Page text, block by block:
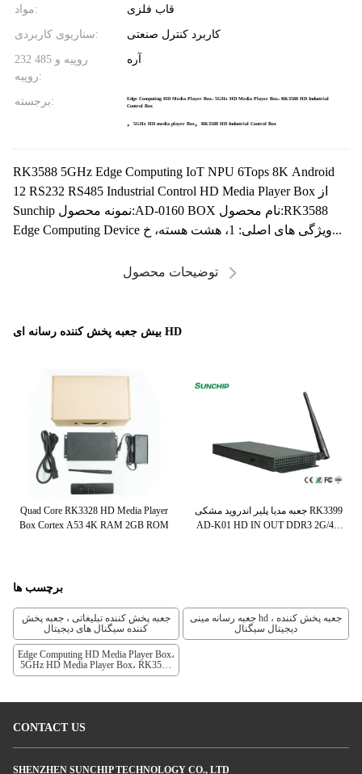
مواد: قاب فلزی
سناریوی کاربردی: کاربرد کنترل صنعتی
232 روپیه و 485
روپیه:
آره
برجسته:
Edge Computing HD Media Player Box، 5GHz HD Media Player Box، RK3588 HD Industrial
Control Box
, 5GHz HD media player Box, RK3588 HD Industrial Control Box
RK3588 5GHz Edge Computing IoT NPU 6Tops 8K Android
12 RS232 RS485 Industrial Control HD Media Player Box از
Sunchip نمونه محصول:AD-0160 BOX نام محصول:RK3588
Edge Computing Device ویژگی های اصلی: 1، هشت هسته، خ...
توضیحات محصول
بیش جعبه پخش کننده رسانه ای HD
Quad Core RK3328 HD Media Player
Box Cortex A53 4K RAM 2GB ROM
جعبه مدیا پلیر اندروید مشکی RK3399
AD-K01 HD IN OUT DDR3 2G/4G
برچسب ها
جعبه پخش کننده تبلیغاتی ، جعبه پخش
کننده سیگنال های دیجیتال
جعبه رسانه مینی hd ، جعبه پخش کننده
دیجیتال سیگنال
Edge Computing HD Media Player Box،
5GHz HD Media Player Box، RK3588
HD Industrial Control Box
CONTACT US
SHENZHEN SUNCHIP TECHNOLOGY CO., LTD